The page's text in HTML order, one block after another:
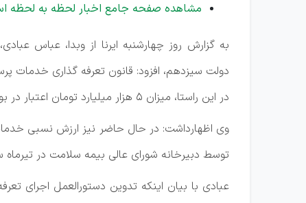
مشاهده صفحه جامع اخبار لحظه به لحظه
به گزارش روز چهارشنبه ایرنا از وبدا، عباس
در این راستا، میزان ۵ هزار میلیارد تومان اعتبار در بودجه سال ۱۴۰۱، دیده شد.
وی اظهارداشت: در حال حاضر نیز ارزش نسبی
توسط دبیرخانه شورای عالی بیمه سلامت در تیرماه